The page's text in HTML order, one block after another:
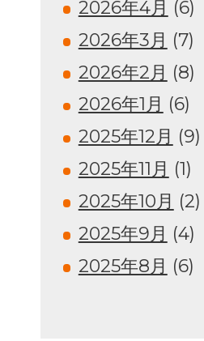
2026年4月 (6)
2026年3月 (7)
2026年2月 (8)
2026年1月 (6)
2025年12月 (9)
2025年11月 (1)
2025年10月 (2)
2025年9月 (4)
2025年8月 (6)